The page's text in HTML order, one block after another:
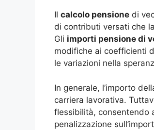
Il calcolo pensione di
di contributi versati che
Gli importi pensione di
modifiche ai coefficienti
le variazioni nella
In generale, l’importo
carriera lavorativa.
flessibilità, consentendo
penalizzazione